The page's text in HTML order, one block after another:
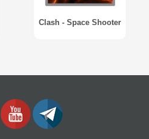
Clash - Space Shooter